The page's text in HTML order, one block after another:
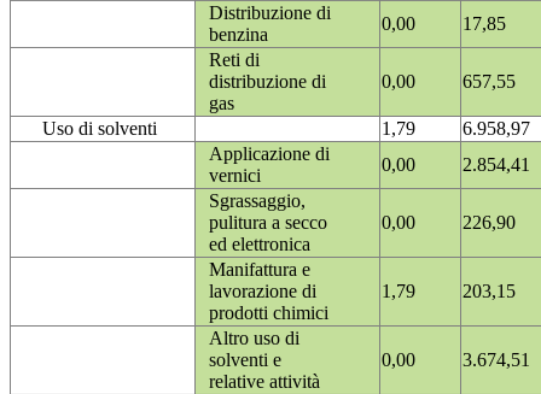
Distribuzione di
benzina
0,00
17,85
Reti di
distribuzione di
gas
0,00 657,55
Uso di solventi 1,79
6.958,97
Applicazione di
vernici
0,00
2.854,41
Sgrassaggio,
pulitura a secco
ed elettronica
0,00 226,90
Manifattura e
lavorazione di
prodotti chimici
1,79 203,15
Altro uso di
solventi e
relative attività
0,00 3.674,51